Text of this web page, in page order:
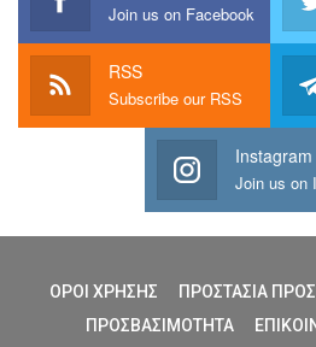
Join us on Facebook
RSS
Subscribe our RSS
Instagram
Join us on
ΟΡΟΙ ΧΡΗΣΗΣ
ΠΡΟΣΤΑΣΙΑ
ΠΡΟΣΒΑΣΙΜΟΤΗΤΑ